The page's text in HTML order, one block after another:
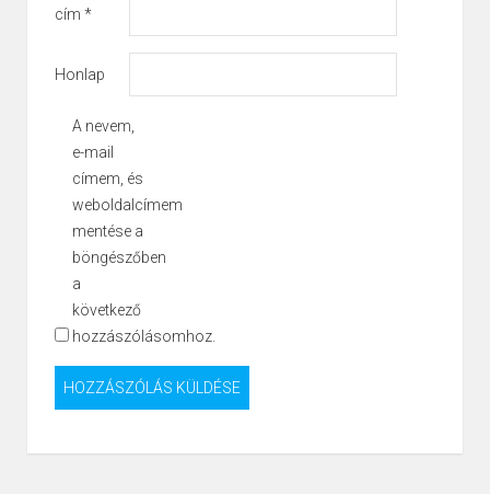
cím *
Honlap
A nevem,
e-mail
címem, és
weboldalcímem
mentése a
böngészőben
a
következő
hozzászólásomhoz.